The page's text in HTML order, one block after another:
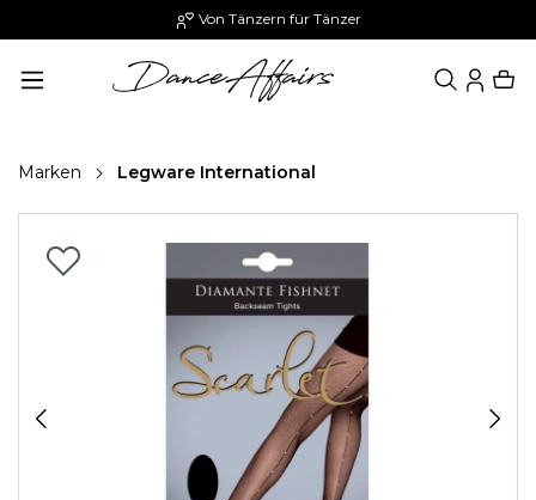
Von Tänzern für Tänzer
Marken Legware International